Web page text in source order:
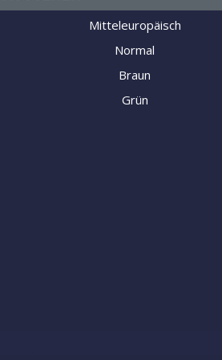
Mitteleuropäisch
Normal
Braun
Grün